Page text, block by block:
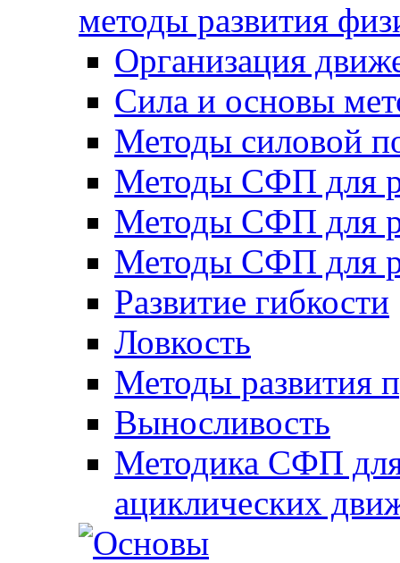
методы развития
Организация
Сила и основы
Методы силовой
Методы СФП для
Методы СФП для
Методы СФП для
Развитие гибкости
Ловкость
Методы развития
Выносливость
Методика СФП для
ациклических